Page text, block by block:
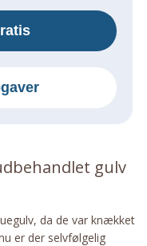
gulv
da de var knækket
er der selvfølgelig